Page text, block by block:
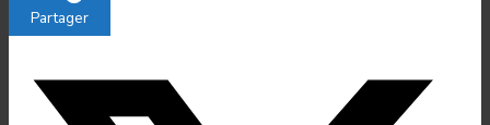
Partager